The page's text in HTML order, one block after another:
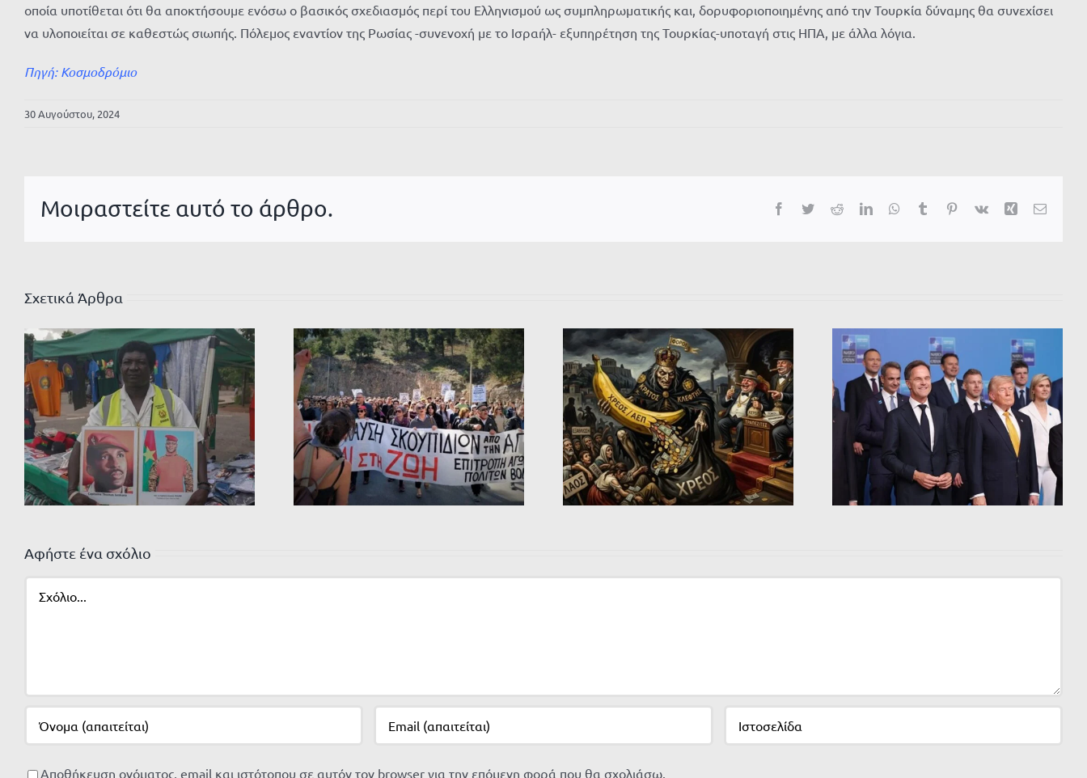
οποία υποτίθεται ότι θα αποκτήσουμε ενόσω ο βασικός σχεδιασμός περί του Ελληνισμού ως συμπληρωματικής και, δορυφοριοποιημένης από την Τουρκία δύναμης θα συνεχίσει
να υλοποιείται σε καθεστώς σιωπής. Πόλεμος εναντίον της Ρωσίας -συνενοχή με το Ισραήλ- εξυπηρέτηση της Τουρκίας-υποταγή στις ΗΠΑ, με άλλα λόγια.
Πηγή:Κοσμοδρόμιο
30 Αυγούστου, 2024
Μοιραστείτε αυτό το άρθρο. Facebook
TwitterRedditLinkedInWhatsApp
Tumblr Pinterest
Vk Xing Email
Σχετικά Άρθρα
Αφήστε ένα σχόλιο
Αποθήκευση ονόματος, email και ιστότοπου σε αυτόν τον browser για την επόμενη φορά που θα σχολιάσω.